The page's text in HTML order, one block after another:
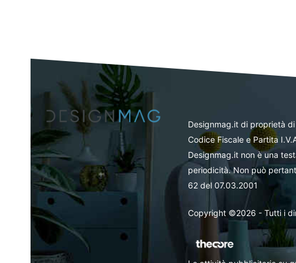
Designmag.it di proprietà
Codice Fiscale e Partita
Designmag.it non è una
periodicità. Non può
62 del 07.03.2001
Copyright ©2026 - Tutti i